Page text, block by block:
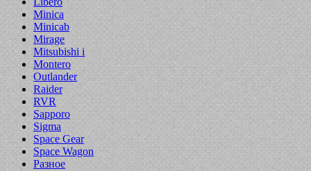
Minica
Minicab
Mirage
Mitsubishi i
Montero
Outlander
Raider
RVR
Sapporo
Sigma
Space Gear
Space Wagon
Разное